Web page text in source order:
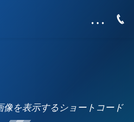
…
像を表示するショートコード